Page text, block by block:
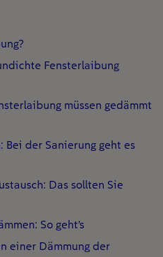
Fensterlaibung
müssen gedämmt
Bei der Sanierung geht es
Das sollten Sie
So geht’s
einer Dämmung der